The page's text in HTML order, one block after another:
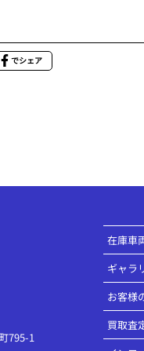
でシェア
795-1
在庫車
ギャラ
お客様
買取査